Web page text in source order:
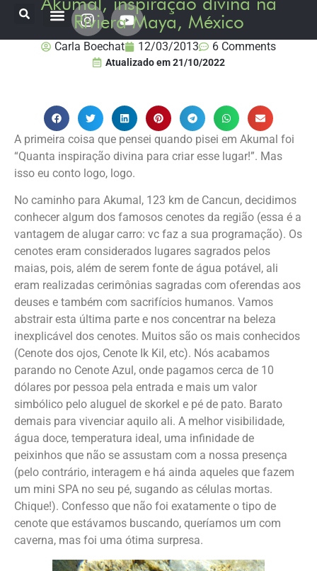
Riviera Maya, México
Carla Boechat 12/03/2013 6 Comments
Atualizado em21/10/2022
A primeira coisa que pensei quando pisei em Akumal foi
“Quanta inspiração divina para criar esse lugar!”. Mas
isso eu conto logo, logo.
No caminho para Akumal, 123 km de Cancun, decidimos
conhecer algum dos famosos cenotes da região (essa é a
vantagem de alugar carro: vc faz a sua programação). Os
cenotes eram considerados lugares sagrados pelos
maias, pois, além de serem fonte de água potável, ali
eram realizadas cerimônias sagradas com oferendas aos
deuses e também com sacrifícios humanos. Vamos
abstrair esta última parte e nos concentrar na beleza
inexplicável dos cenotes. Muitos são os mais conhecidos
(Cenote dos ojos, Cenote Ik Kil, etc). Nós acabamos
parando no Cenote Azul, onde pagamos cerca de 10
dólares por pessoa pela entrada e mais um valor
simbólico pelo aluguel de skorkel e pé de pato. Barato
demais para vivenciar aquilo ali. A melhor visibilidade,
água doce, temperatura ideal, uma infinidade de
peixinhos que não se assustam com a nossa presença
(pelo contrário, interagem e há ainda aqueles que fazem
um mini SPA no seu pé, sugando as células mortas.
Chique!). Confesso que não foi exatamente o tipo de
cenote que estávamos buscando, queríamos um com
caverna, mas foi uma ótima surpresa.